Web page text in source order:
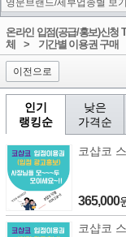
1
온라인 입점(공급/홍보)신청
체
> 기간별 이용권 구매
이전으로
인기
랭킹순
낮은
가격순
코샵코
365,000
코샵코